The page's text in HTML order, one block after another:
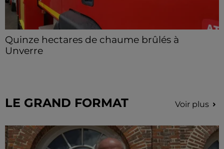
Quinze hectares de chaume brûlés à
Unverre
LE GRAND FORMAT Voir plus